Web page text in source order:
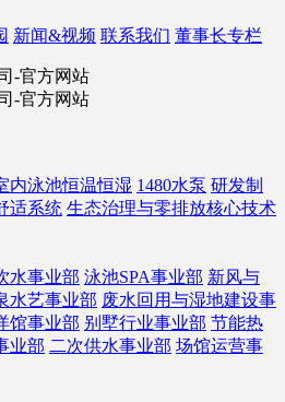
新闻&视频 联系我们 董事长专栏
内泳池恒温恒湿 1480水泵 研发制
适系统 生态治理与零排放核心技术
水事业部 泳池SPA事业部 新风与
水艺事业部 废水回用与湿地建设事
馆事业部 别墅行业事业部 节能热
业部 二次供水事业部 场馆运营事